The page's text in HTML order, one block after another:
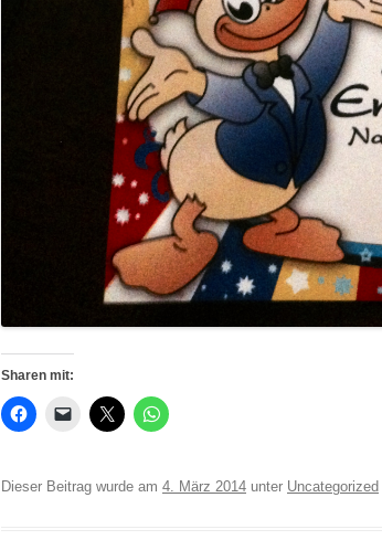
Sharen mit:
Dieser Beitrag wurde am 4. März 2014 unter Uncategorized